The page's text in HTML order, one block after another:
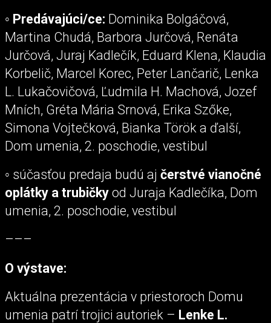
◦ Predávajúci/ce: Dominika Bolgáčová,
Martina Chudá, Barbora Jurčová, Renáta
Jurčová, Juraj Kadlečík, Eduard Klena, Klaudia
Korbelič, Marcel Korec, Peter Lančarič, Lenka
L. Lukačovičová, Ľudmila H. Machová, Jozef
Mních, Gréta Mária Srnová, Erika Szőke,
Simona Vojtečková, Bianka Török a ďalší,
Dom umenia, 2. poschodie, vestibul
◦ súčasťou predaja budú aj čerstvé vianočné
oplátky a trubičky od Juraja Kadlečíka, Dom
umenia, 2. poschodie, vestibul
–––
O výstave:
Aktuálna prezentácia v priestoroch Domu
umenia patrí trojici autoriek – Lenke L.